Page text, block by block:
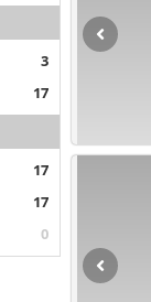
3
17
17
17
0